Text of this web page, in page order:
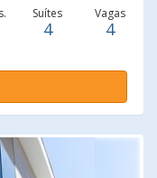
Sala de estar
estilo americana.
uma lindíssima
lazer com família e
oferece
e toda
Suítes
4
Vagas
4